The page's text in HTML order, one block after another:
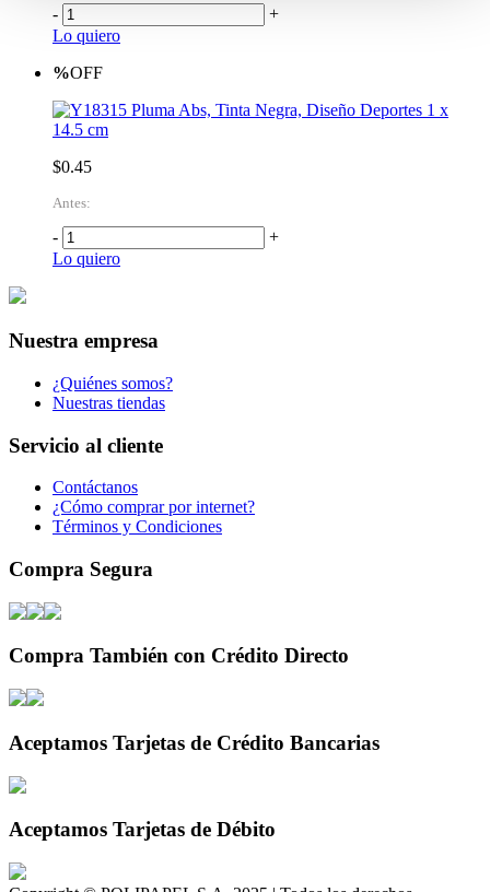
-
+
Lo quiero
%OFF
Pluma Abs, Tinta Negra, Diseño Deportes 1 x
14.5 cm
$0.45
Antes:
-
+
Lo quiero
Nuestra empresa
¿Quiénes somos?
Nuestras tiendas
Servicio al cliente
Contáctanos
¿Cómo comprar por internet?
Términos y Condiciones
Compra Segura
Compra También con Crédito Directo
Aceptamos Tarjetas de Crédito Bancarias
Aceptamos Tarjetas de Débito